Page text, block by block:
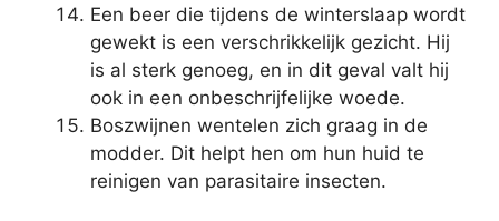
Een beer die tijdens de winterslaap wordt
gewekt is een verschrikkelijk gezicht. Hij
is al sterk genoeg, en in dit geval valt hij
ook in een onbeschrijfelijke woede.
Boszwijnen wentelen zich graag in de
modder. Dit helpt hen om hun huid te
reinigen van parasitaire insecten.